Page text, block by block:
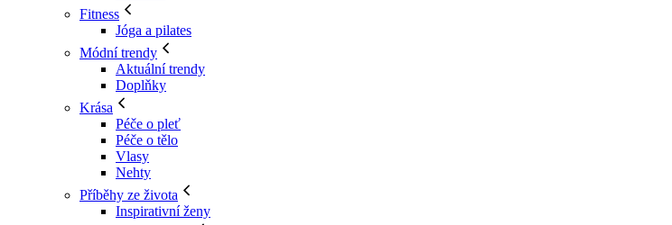
Fitness
Jóga a pilates
Módní trendy
Aktuální trendy
Doplňky
Krása
Péče o pleť
Péče o tělo
Vlasy
Nehty
Příběhy ze života
Inspirativní ženy